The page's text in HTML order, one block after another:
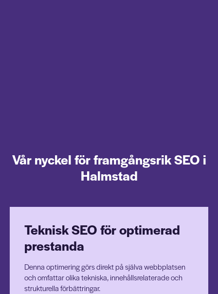
Vår nyckel för framgångsrik SEO i
Halmstad
Teknisk SEO för optimerad
prestanda
Denna optimering görs direkt på själva webbplatsen
och omfattar olika tekniska, innehållsrelaterade och
strukturella förbättringar.